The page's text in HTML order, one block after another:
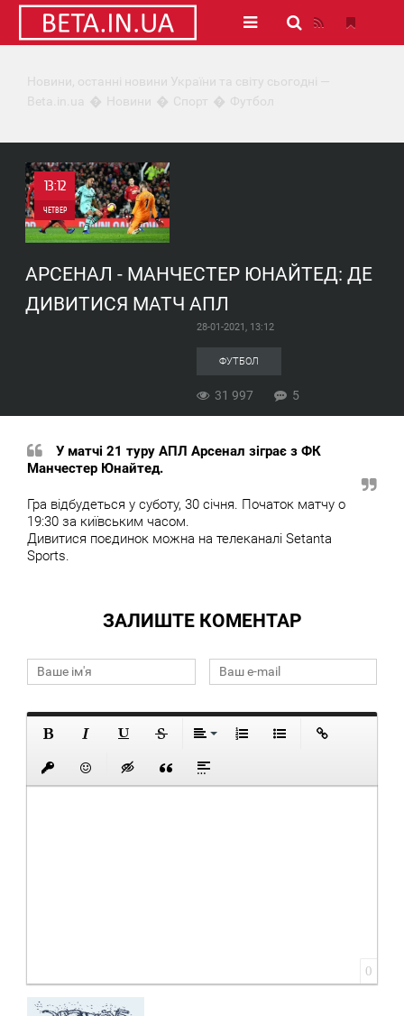
Новини, останні новини України та світу сьогодні —
Beta.in.ua
Новини Спорт Футбол
13:12
ЧЕТВЕР
5
АРСЕНАЛ - МАНЧЕСТЕР ЮНАЙТЕД: ДЕ
ДИВИТИСЯ МАТЧ АПЛ
28-01-2021, 13:12
ФУТБОЛ
31 997 5
У матчі 21 туру АПЛ Арсенал зіграє з ФК
Манчестер Юнайтед.
Гра відбудеться у суботу, 30 січня. Початок матчу о
19:30 за київським часом.
Дивитися поєдинок можна на телеканалі Setanta
Sports.
ЗАЛИШТЕ КОМЕНТАР
0